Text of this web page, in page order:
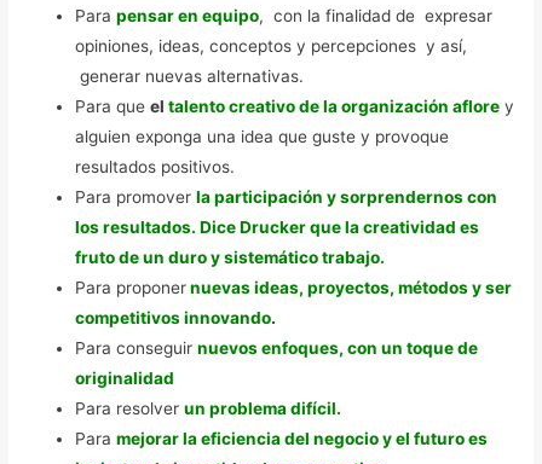
Parapensar en equipo, con la finalidad de expresar
opiniones, ideas, conceptos y percepciones y así,
generar nuevas alternativas.
Para queeltalento creativo de la organización aflore y
alguien exponga una idea que guste y provoque
resultados positivos.
Para promover la participación y sorprendernos con
los resultados. Dice Drucker que la creatividad es
fruto de un duro y sistemático trabajo.
Para proponernuevas ideas, proyectos, métodos y ser
competitivos innovando.
Para conseguirnuevos enfoques, con un toque de
originalidad
Para resolverun problema difícil.
Paramejorar la eficiencia del negocio y el futuro es